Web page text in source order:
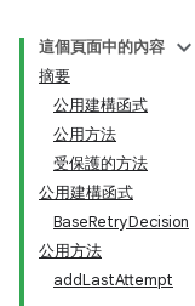
這個頁面中的內容
摘要
公用建構函式
公用方法
受保護的方法
公用建構函式
BaseRetryDecision
公用方法
addLastAttempt